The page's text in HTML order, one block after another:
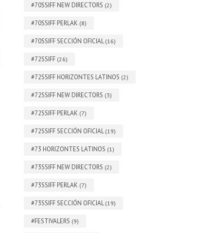
#70SSIFF NEW DIRECTORS (2)
#70SSIFF PERLAK (8)
#70SSIFF SECCIÓN OFICIAL(16)
#72SSIFF (26)
#72SSIFF HORIZONTES LATINOS (2)
#72SSIFF NEW DIRECTORS (3)
#72SSIFF PERLAK (7)
#72SSIFF SECCIÓN OFICIAL(19)
#73 HORIZONTES LATINOS (1)
#73SSIFF NEW DIRECTORS (2)
#73SSIFF PERLAK (7)
#73SSIFF SECCIÓN OFICIAL(19)
#FESTIVALERS (9)